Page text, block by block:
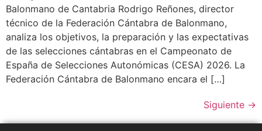
Balonmano de Cantabria Rodrigo Reñones, director
técnico de la Federación Cántabra de Balonmano,
analiza los objetivos, la preparación y las expectativas
de las selecciones cántabras en el Campeonato de
España de Selecciones Autonómicas (CESA) 2026. La
Federación Cántabra de Balonmano encara el […]
Siguiente →